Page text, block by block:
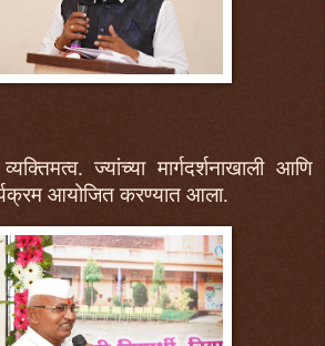
ज्यांच्या मार्गदर्शनाखाली आणि
आयोजित करण्यात आला.